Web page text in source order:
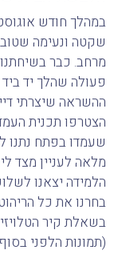
במהלך חודש
שקטה ונעימה
מרחב. כבר
פעולה שהלך יד
ההשראה שיצרתי
הצטרפו תכנית
שעמדו בפתח נתנו
מלאה לעניין מצד
הלמידה יצאנו
בחרנו את כל
בשאלת קיר
(תמונות הלפני